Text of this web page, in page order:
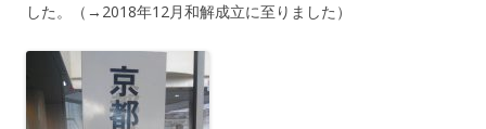
した。（→2018年12月和解成立に至りました）